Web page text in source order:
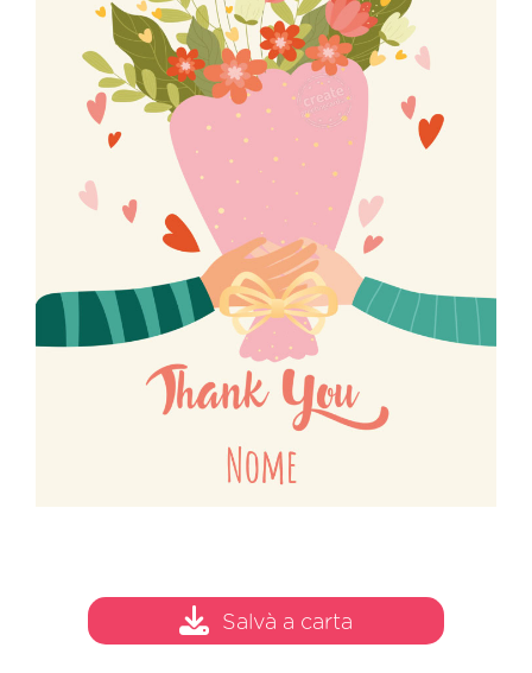
Salvà a carta